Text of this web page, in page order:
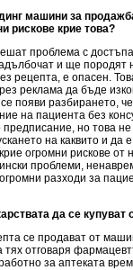
машини за
рискове крие това?
проблема с
и ще породят
рецепта, е опасен.
реклама да бъде
появи разбирането,
на пациента без
но това
на каквито и да
огромни рискове от
проблеми,
разходи за
да се купуват
се продават от
отговаря
за аптеката